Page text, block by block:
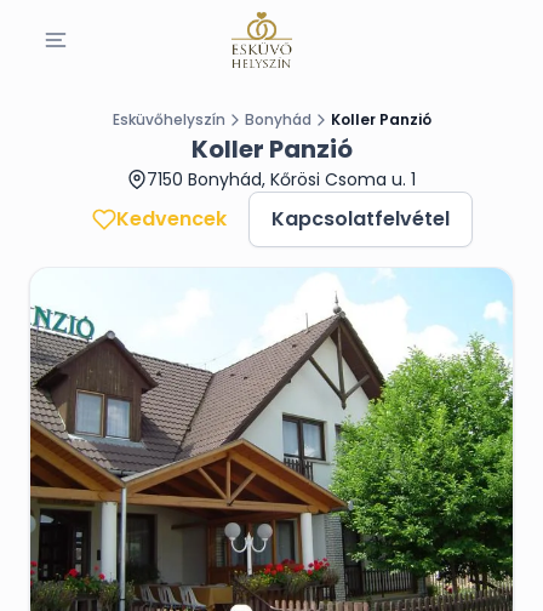
Esküvőhelyszín Bonyhád Koller Panzió
Koller Panzió
7150 Bonyhád, Kőrösi Csoma u. 1
Kedvencek Kapcsolatfelvétel